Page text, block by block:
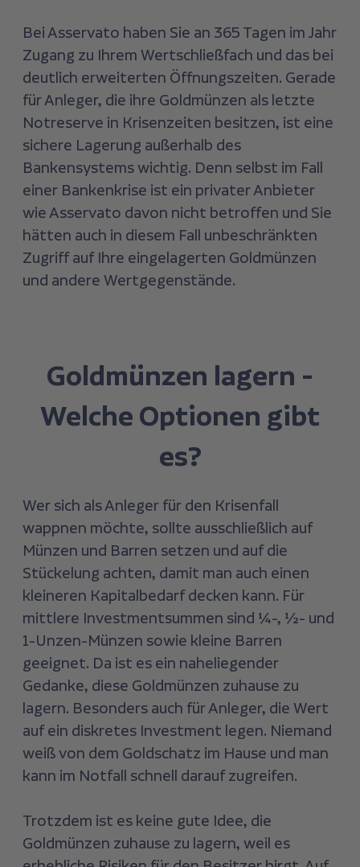
Bei Asservato haben Sie an 365 Tagen im Jahr
Zugang zu Ihrem Wertschließfach und das bei
deutlich erweiterten Öffnungszeiten. Gerade
für Anleger, die ihre Goldmünzen als letzte
Notreserve in Krisenzeiten besitzen, ist eine
sichere Lagerung außerhalb des
Bankensystems wichtig. Denn selbst im Fall
einer Bankenkrise ist ein privater Anbieter
wie Asservato davon nicht betroffen und Sie
hätten auch in diesem Fall unbeschränkten
Zugriff auf Ihre eingelagerten Goldmünzen
und andere Wertgegenstände.
Goldmünzen lagern -
Welche Optionen gibt
es?
Wer sich als Anleger für den Krisenfall
wappnen möchte, sollte ausschließlich auf
Münzen und Barren setzen und auf die
Stückelung achten, damit man auch einen
kleineren Kapitalbedarf decken kann. Für
mittlere Investmentsummen sind ¼-, ½- und
1-Unzen-Münzen sowie kleine Barren
geeignet. Da ist es ein naheliegender
Gedanke, diese Goldmünzen zuhause zu
lagern. Besonders auch für Anleger, die Wert
auf ein diskretes Investment legen. Niemand
weiß von dem Goldschatz im Hause und man
kann im Notfall schnell darauf zugreifen.
Trotzdem ist es keine gute Idee, die
Goldmünzen zuhause zu lagern, weil es